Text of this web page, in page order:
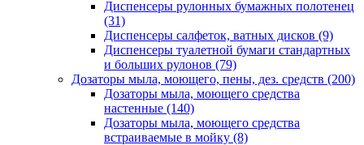
Диспенсеры рулонных бумажных полотенец
(31)
Диспенсеры салфеток, ватных дисков (9)
Диспенсеры туалетной бумаги стандартных
и больших рулонов (79)
Дозаторы мыла, моющего, пены, дез. средств (200)
Дозаторы мыла, моющего средства
настенные (140)
Дозаторы мыла, моющего средства
встраиваемые в мойку (8)